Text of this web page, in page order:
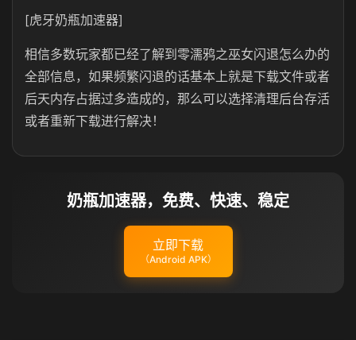
[虎牙奶瓶加速器]
相信多数玩家都已经了解到零濡鸦之巫女闪退怎么办的
全部信息，如果频繁闪退的话基本上就是下载文件或者
后天内存占据过多造成的，那么可以选择清理后台存活
或者重新下载进行解决！
奶瓶加速器，免费、快速、稳定
立即下载
（Android APK）